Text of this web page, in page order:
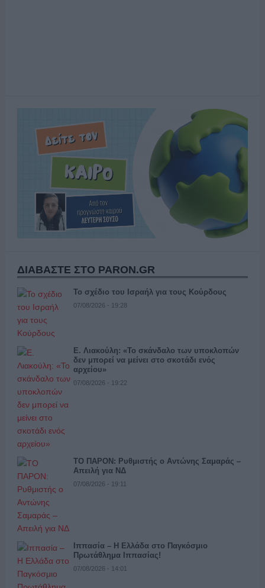
ΔΙΑΒΑΣΤΕ ΣΤΟ PARON.GR
Το σχέδιο του Ισραήλ για τους Κούρδους
07/08/2026 - 19:28
Ε. Λιακούλη: «Το σκάνδαλο των υποκλοπών
δεν μπορεί να μείνει στο σκοτάδι ενός
αρχείου»
07/08/2026 - 19:22
ΤΟ ΠΑΡΟΝ: Ρυθμιστής ο Αντώνης Σαμαράς –
Απειλή για ΝΔ
07/08/2026 - 19:11
Ιππασία – Η Ελλάδα στο Παγκόσμιο
Πρωτάθλημα Ιππασίας!
07/08/2026 - 14:01